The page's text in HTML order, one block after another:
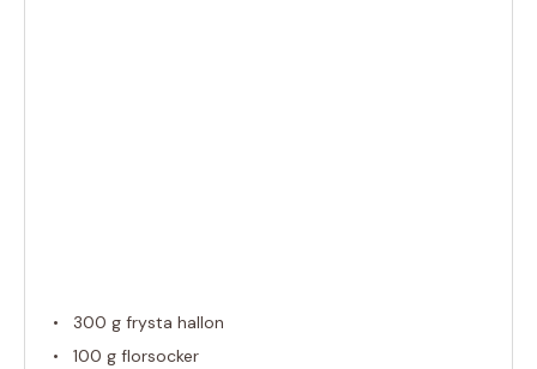
300 g frysta hallon
100 g florsocker